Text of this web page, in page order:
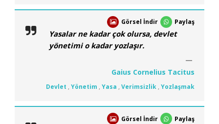
Görsel İndir Paylaş
Yasalar ne kadar çok olursa, devlet
yönetimi o kadar yozlaşır.
Gaius Cornelius Tacitus
Devlet , Yönetim , Yasa , Verimsizlik , Yozlaşmak
Görsel İndir Paylaş